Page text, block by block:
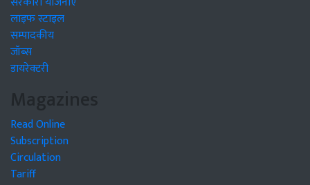
लाइफ स्टाइल
सम्पादकीय
जॉब्स
डायरेक्टरी
Magazines
Read Online
Subscription
Circulation
Tariff